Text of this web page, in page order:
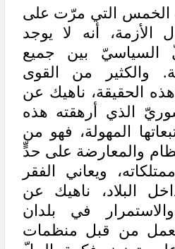
الخمس التي مرّت على
الأزمة، أنه لا يوجد
بين جميع
والكثير من القوى
الحقيقة، ناهيك عن
الذي أرهقته هذه
المهولة، فهو من
والمعارضة على حدٍّ
ويعاني الفقر
البلاد، ناهيك عن
في بلدان
من قبل منظمات